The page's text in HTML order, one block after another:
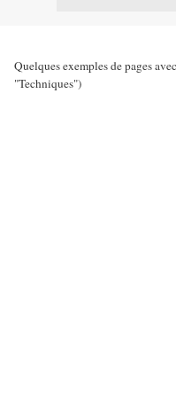
Quelques exemples de pages
"Techniques")